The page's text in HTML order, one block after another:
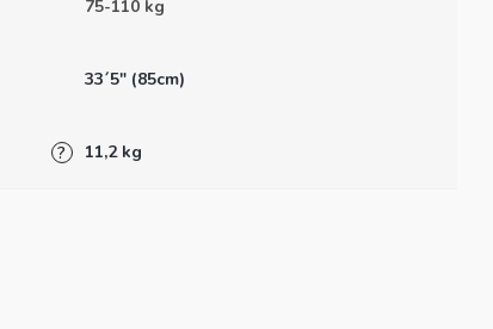
75-110 kg
33´5" (85cm)
? 11,2 kg